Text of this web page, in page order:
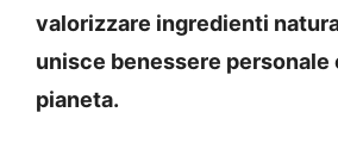
valorizzare ingredienti
unisce benessere personale
pianeta.